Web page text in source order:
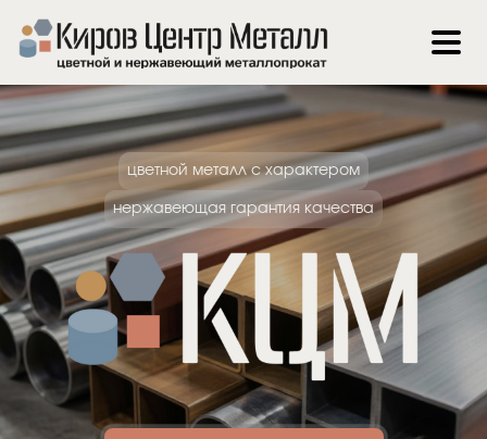
цветной металл с характером
нержавеющая гарантия качества